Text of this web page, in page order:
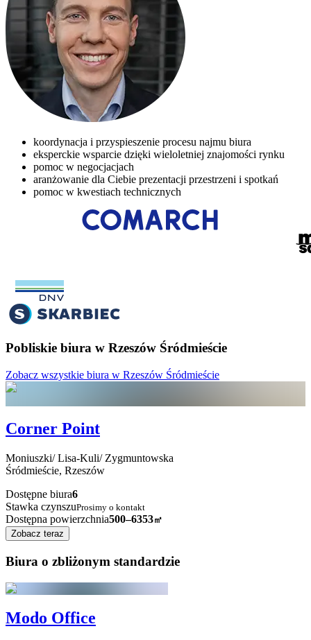
koordynacja i przyspieszenie procesu najmu biura
eksperckie wsparcie dzięki wieloletniej znajomości rynku
pomoc w negocjacjach
aranżowanie dla Ciebie prezentacji przestrzeni i spotkań
pomoc w kwestiach technicznych
Pobliskie biura w Rzeszów Śródmieście
Zobacz wszystkie biura w Rzeszów Śródmieście
Corner Point
Moniuszki/ Lisa-Kuli/ Zygmuntowska
Śródmieście, Rzeszów
Dostępne biura6
Stawka czynszuProsimy o kontakt
Dostępna powierzchnia500–6353㎡
Zobacz teraz
Biura o zbliżonym standardzie
Modo Office